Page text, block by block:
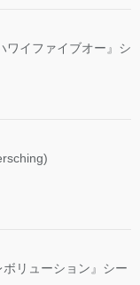
ワイファイブオー』シ
リューション』シー